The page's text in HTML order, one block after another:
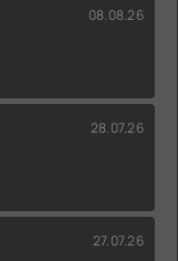
08.08.26
28.07.26
27.07.26